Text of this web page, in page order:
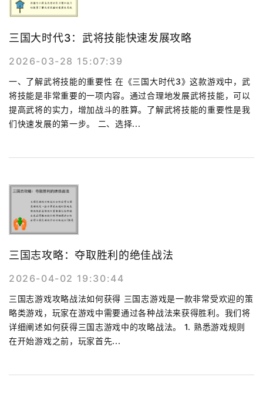
三国大时代3：武将技能快速发展攻略
2026-03-28 15:07:39
一、了解武将技能的重要性 在《三国大时代3》这款游戏中，武
将技能是非常重要的一项内容。通过合理地发展武将技能，可以
提高武将的实力，增加战斗的胜算。了解武将技能的重要性是我
们快速发展的第一步。 二、选择...
三国志攻略：夺取胜利的绝佳战法
2026-04-02 19:30:44
三国志游戏攻略战法如何获得 三国志游戏是一款非常受欢迎的策
略类游戏，玩家在游戏中需要通过各种战法来获得胜利。我们将
详细阐述如何获得三国志游戏中的攻略战法。 1. 熟悉游戏规则
在开始游戏之前，玩家首先...